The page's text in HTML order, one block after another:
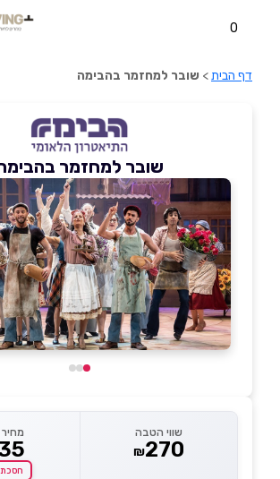
0
דף הבית> שובר למחזמר בהבימה
שובר למחזמר
שווי הטבה
₪270
חסכת